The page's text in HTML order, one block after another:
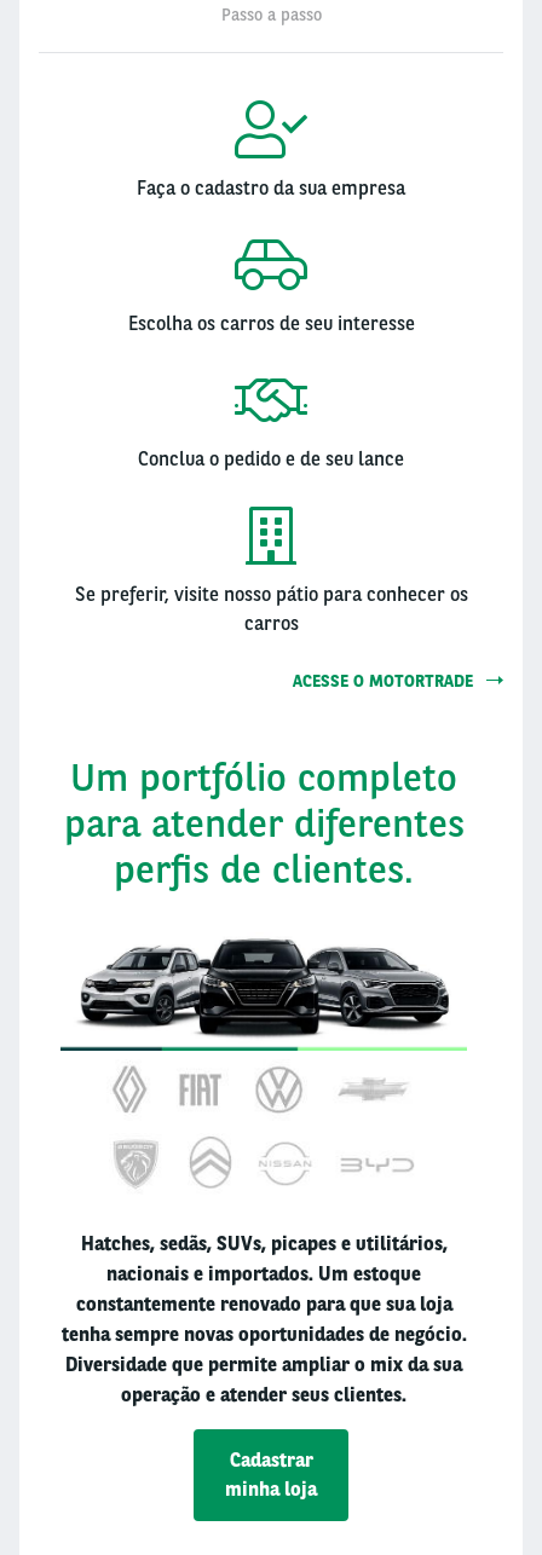
Passo a passo
Faça o cadastro da sua empresa
Escolha os carros de seu interesse
Conclua o pedido e de seu lance
Se preferir, visite nosso pátio para conhecer os
carros
ACESSE O MOTORTRADE
Um portfólio completo
para atender diferentes
perfis de clientes.
Hatches, sedãs, SUVs, picapes e utilitários,
nacionais e importados. Um estoque
constantemente renovado para que sua loja
tenha sempre novas oportunidades de negócio.
Diversidade que permite ampliar o mix da sua
operação e atender seus clientes.
Cadastrar
minha loja